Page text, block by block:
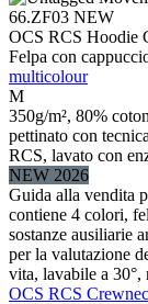
66.ZF03 NEW
OCS RCS Hoodie
Felpa con
multicolour
M
350g/m², 80%
pettinato con
RCS, lavato con
NEW 2026
Guida alla vendita
contiene 4 colori,
sostanze ausiliarie
per la valutazione
vita, lavabile a 30°,
OCS RCS